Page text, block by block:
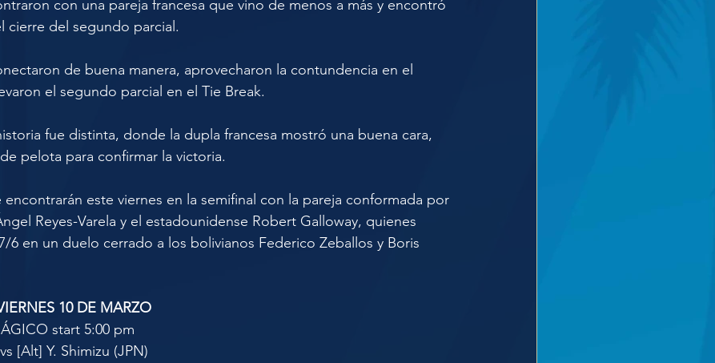
con una pareja francesa que vino de menos a más y encontró
cierre del segundo parcial.
de buena manera, aprovecharon la contundencia en el
el segundo parcial en el Tie Break.
fue distinta, donde la dupla francesa mostró una buena cara,
pelota para confirmar la victoria.
este viernes en la semifinal con la pareja conformada por
Reyes-Varela y el estadounidense Robert Galloway, quienes
6 en un duelo cerrado a los bolivianos Federico Zeballos y Boris
10 DE MARZO
start 5:00 pm
[Alt] Y. Shimizu (JPN)